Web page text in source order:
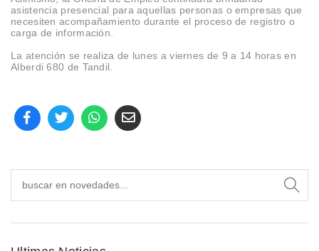
asistencia presencial para aquellas personas o empresas que
necesiten acompañamiento durante el proceso de registro o
carga de información.
La atención se realiza de lunes a viernes de 9 a 14 horas en
Alberdi 680 de Tandil.